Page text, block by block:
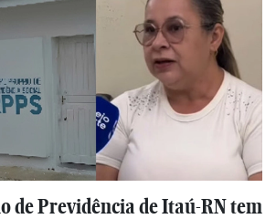
de Previdência de Itaú-RN tem